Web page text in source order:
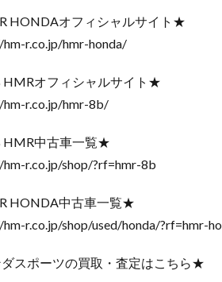
HONDAオフィシャルサイト★
r.co.jp/hmr-honda/
オフィシャルサイト★
r.co.jp/hmr-8b/
中古車一覧★
r.co.jp/shop/?rf=hmr-8b
HONDA中古車一覧★
r.co.jp/shop/used/honda/?rf=hmr-
スポーツの買取・査定はこちら★